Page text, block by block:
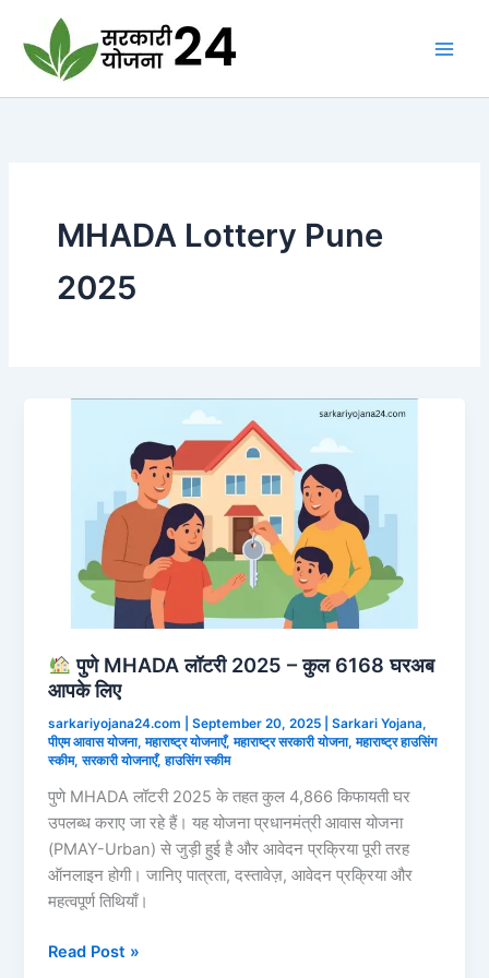
content
MHADA Lottery Pune
2025
पुणे MHADA लॉटरी 2025 – कुल 6168 घरअब
आपके लिए
sarkariyojana24.com |September 20, 2025 |Sarkari Yojana,
पीएम आवास योजना,महाराष्ट्र योजनाएँ,महाराष्ट्र सरकारी योजना,महाराष्ट्र हाउसिंग
स्कीम,सरकारी योजनाएँ,हाउसिंग स्कीम
पुणे MHADA लॉटरी 2025 के तहत कुल 4,866 किफायती घर
उपलब्ध कराए जा रहे हैं। यह योजना प्रधानमंत्री आवास योजना
(PMAY-Urban) से जुड़ी हुई है और आवेदन प्रक्रिया पूरी तरह
ऑनलाइन होगी। जानिए पात्रता, दस्तावेज़, आवेदन प्रक्रिया और
महत्वपूर्ण तिथियाँ।
Read Post »